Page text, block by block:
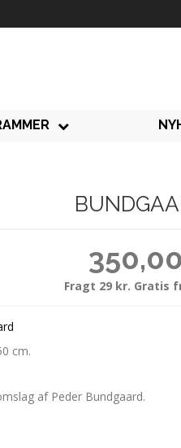
Fragt 29 kr. Gratis
cm.
af Peder Bundgaard.